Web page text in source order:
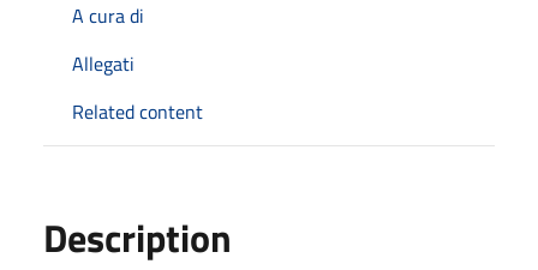
A cura di
Allegati
Related content
Description